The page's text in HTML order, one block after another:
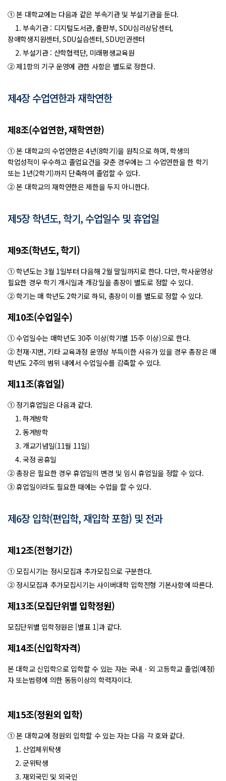
① 본 대학교에는 다음과 같은 부속기관 및 부설기관을 둔다.
1. 부속기관 : 디지털도서관, 출판부, SDU심리상담센터,
장애학생지원센터, SDU실습센터, SDU인권센터
2. 부설기관 : 산학협력단, 미래평생교육원
② 제1항의 기구 운영에 관한 사항은 별도로 정한다.
제4장 수업연한과 재학연한
제8조(수업연한, 재학연한)
① 본 대학교의 수업연한은 4년(8학기)을 원칙으로 하며, 학생의
학업성적이 우수하고 졸업요건을 갖춘 경우에는 그 수업연한을 한 학기
또는 1년(2학기)까지 단축하여 졸업할 수 있다.
② 본 대학교의 재학연한은 제한을 두지 아니한다.
제5장 학년도, 학기, 수업일수 및 휴업일
제9조(학년도, 학기)
① 학년도는 3월 1일부터 다음해 2월 말일까지로 한다. 다만, 학사운영상
필요한 경우 학기 개시일과 개강일을 총장이 별도로 정할 수 있다.
② 학기는 매 학년도 2학기로 하되, 총장이 이를 별도로 정할 수 있다.
제10조(수업일수)
① 수업일수는 매학년도 30주 이상(학기별 15주 이상)으로 한다.
② 천재·지변, 기타 교육과정 운영상 부득이한 사유가 있을 경우 총장은 매
학년도 2주의 범위 내에서 수업일수를 감축할 수 있다.
제11조(휴업일)
① 정기휴업일은 다음과 같다.
1. 하계방학
2. 동계방학
3. 개교기념일(11월 11일)
4. 국정 공휴일
② 총장은 필요한 경우 휴업일의 변경 및 임시 휴업일을 정할 수 있다.
③ 휴업일이라도 필요한 때에는 수업을 할 수 있다.
제6장 입학(편입학, 재입학 포함) 및 전과
제12조(전형기간)
① 모집시기는 정시모집과 추가모집으로 구분한다.
② 정시모집과 추가모집시기는 사이버대학 입학전형 기본사항에 따른다.
제13조(모집단위별 입학정원)
모집단위별 입학정원은 [별표 1]과 같다.
제14조(신입학자격)
본 대학교 신입학으로 입학할 수 있는 자는 국내ㆍ외 고등학교 졸업(예정)
자 또는법령에 의한 동등이상의 학력자이다.
제15조(정원외 입학)
① 본 대학교에 정원외 입학할 수 있는 자는 다음 각 호와 같다.
1. 산업체위탁생
2. 군위탁생
3. 재외국민 및 외국인